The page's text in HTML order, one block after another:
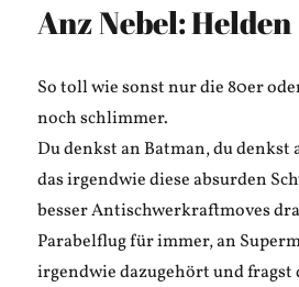
Anz Nebel: Helden
So toll wie sonst nur die 80er
noch schlimmer.
Du denkst an Batman, du denkst
das irgendwie diese absurden
besser Antischwerkraftmoves
Parabelflug für immer, an
irgendwie dazugehört und fragst